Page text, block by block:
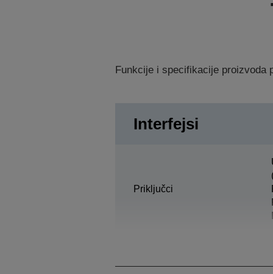
Funkcije i specifikacije proizvoda
Interfejsi
Priključci